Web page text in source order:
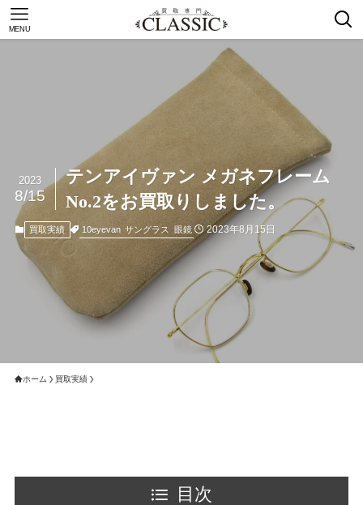
MENU
テンアイヴァン メガネフレーム
No.2をお買取りしました。
2023
8/15
買取実績 10eyevan サングラス 眼鏡 2023年8月15日
ホーム 買取実績
目次